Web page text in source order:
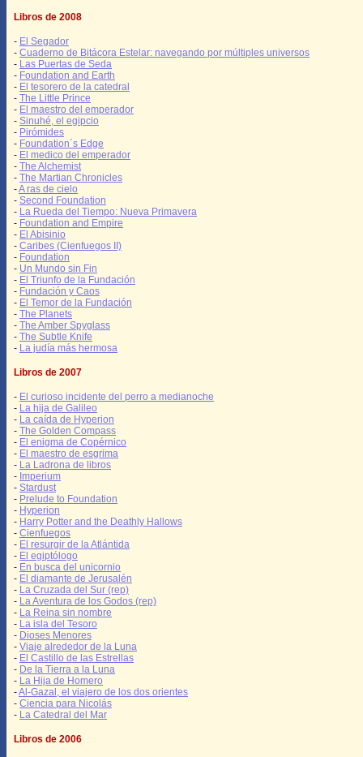
Libros de 2008
- El Segador
- Cuaderno de Bitácora Estelar: navegando por múltiples universos
- Las Puertas de Seda
- Foundation and Earth
- El tesorero de la catedral
- The Little Prince
- El maestro del emperador
- Sinuhé, el egipcio
- Pirómides
- Foundation´s Edge
- El medico del emperador
- The Alchemist
- The Martian Chronicles
-A ras de cielo
- Second Foundation
- La Rueda del Tiempo: Nueva Primavera
- Foundation and Empire
- El Abisinio
- Caribes (Cienfuegos II)
- Foundation
- Un Mundo sin Fin
- El Triunfo de la Fundación
- Fundación y Caos
- El Temor de la Fundación
- The Planets
- The Amber Spyglass
- The Subtle Knife
- La judía más hermosa
Libros de 2007
- El curioso incidente del perro a medianoche
- La hija de Galileo
- La caída de Hyperion
- The Golden Compass
- El enigma de Copérnico
- El maestro de esgrima
- La Ladrona de libros
- Imperium
- Stardust
- Prelude to Foundation
- Hyperion
- Harry Potter and the Deathly Hallows
- Cienfuegos
- El resurgir de la Atlántida
- El egiptólogo
- En busca del unicornio
- El diamante de Jerusalén
- La Cruzada del Sur (rep)
- La Aventura de los Godos (rep)
- La Reina sin nombre
- La isla del Tesoro
- Dioses Menores
- Viaje alrededor de la Luna
- El Castillo de las Estrellas
- De la Tierra a la Luna
- La Hija de Homero
-Al-Gazal, el viajero de los dos orientes
- Ciencia para Nicolás
- La Catedral del Mar
Libros de 2006